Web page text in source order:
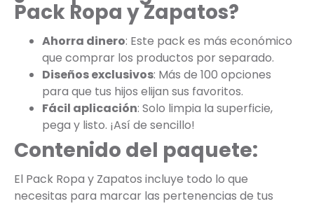
Pack Ropa y Zapatos?
Ahorra dinero: Este pack es más económico
que comprar los productos por separado.
Diseños exclusivos: Más de 100 opciones
para que tus hijos elijan sus favoritos.
Fácil aplicación: Solo limpia la superficie,
pega y listo. ¡Así de sencillo!
Contenido del paquete:
El Pack Ropa y Zapatos incluye todo lo que
necesitas para marcar las pertenencias de tus